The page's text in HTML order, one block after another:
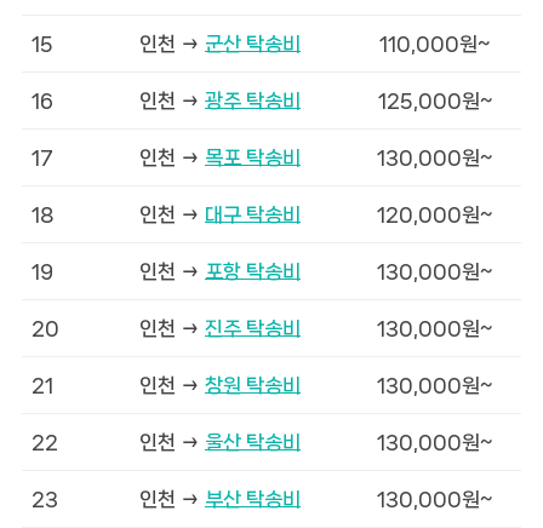
15 인천 → 군산 탁송비 110,000원~
16 인천 → 광주 탁송비 125,000원~
17 인천 → 목포 탁송비 130,000원~
18 인천 → 대구 탁송비 120,000원~
19 인천 → 포항 탁송비 130,000원~
20 인천 → 진주 탁송비 130,000원~
21 인천 → 창원 탁송비 130,000원~
22 인천 → 울산 탁송비 130,000원~
23 인천 → 부산 탁송비 130,000원~